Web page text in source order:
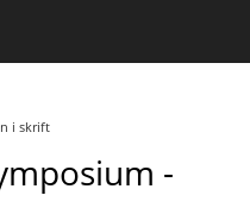
i skrift
-